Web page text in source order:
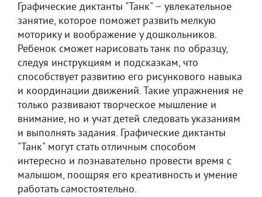
Графические диктанты "Танк" – увлекательное
занятие, которое поможет развить мелкую
моторику и воображение у дошкольников.
Ребенок сможет нарисовать танк по образцу,
следуя инструкциям и подсказкам, что
способствует развитию его рисункового навыка
и координации движений. Такие упражнения не
только развивают творческое мышление и
внимание, но и учат детей следовать указаниям
и выполнять задания. Графические диктанты
"Танк" могут стать отличным способом
интересно и познавательно провести время с
малышом, поощряя его креативность и умение
работать самостоятельно.